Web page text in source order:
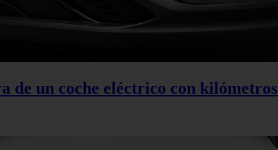
de un coche eléctrico con